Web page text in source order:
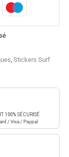
, Stickers Surf
100% SÉCURISÉ
/ Visa / Paypal